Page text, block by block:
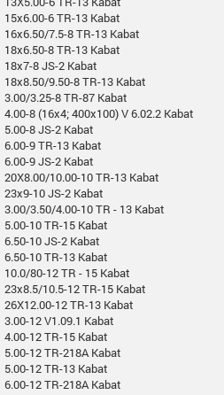
15x6.00-6 TR-13 Kabat
16x6.50/7.5-8 TR-13 Kabat
18x6.50-8 TR-13 Kabat
18x7-8 JS-2 Kabat
18x8.50/9.50-8 TR-13 Kabat
3.00/3.25-8 TR-87 Kabat
4.00-8 (16x4; 400x100) V 6.02.2 Kabat
5.00-8 JS-2 Kabat
6.00-9 TR-13 Kabat
6.00-9 JS-2 Kabat
20X8.00/10.00-10 TR-13 Kabat
23x9-10 JS-2 Kabat
3.00/3.50/4.00-10 TR - 13 Kabat
5.00-10 TR-15 Kabat
6.50-10 JS-2 Kabat
6.50-10 TR-13 Kabat
10.0/80-12 TR - 15 Kabat
23x8.5/10.5-12 TR-15 Kabat
26X12.00-12 TR-13 Kabat
3.00-12 V1.09.1 Kabat
4.00-12 TR-15 Kabat
5.00-12 TR-218A Kabat
5.00-12 TR-13 Kabat
6.00-12 TR-218A Kabat